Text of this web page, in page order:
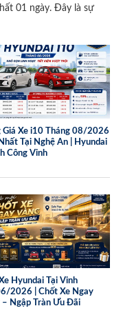
01 ngày. Đây là sự
Giá Xe i10 Tháng 08/2026
Tại Nghệ An | Hyundai
Công Vinh
Hyundai Tại Vinh
2026 | Chốt Xe Ngay
– Ngập Tràn Ưu Đãi